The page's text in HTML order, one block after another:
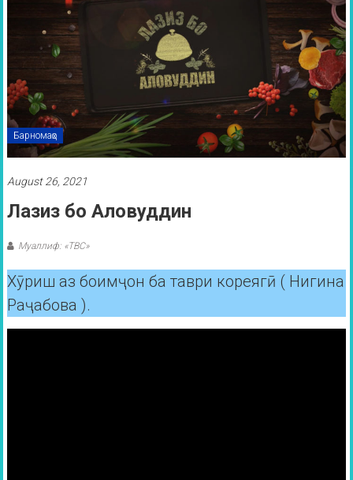
Барномаҳо
August 26, 2021
Лазиз бо Аловуддин
Муаллиф: «ТВС»
Хӯриш аз боимҷон ба таври кореягӣ ( Нигина
Раҷабова ).